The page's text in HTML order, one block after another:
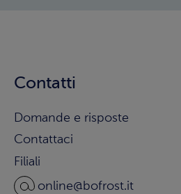
Contatti
Domande e risposte
Contattaci
Filiali
online@bofrost.it